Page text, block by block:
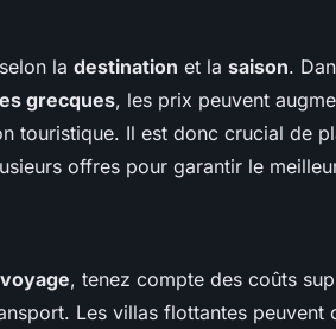
la destination et la saison.
grecques, les prix peuvent
touristique. Il est donc crucial de
offres pour garantir le
, tenez compte des coûts
Les villas flottantes peuvent